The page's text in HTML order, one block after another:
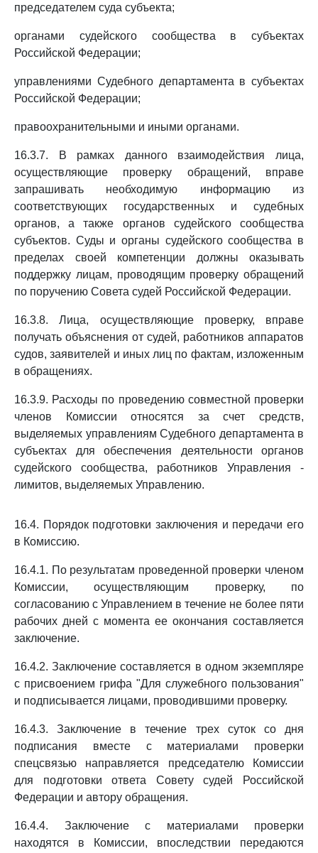
председателем суда субъекта;
органами судейского сообщества в субъектах
Российской Федерации;
управлениями Судебного департамента в субъектах
Российской Федерации;
правоохранительными и иными органами.
16.3.7. В рамках данного взаимодействия лица,
осуществляющие проверку обращений, вправе
запрашивать необходимую информацию из
соответствующих государственных и судебных
органов, а также органов судейского сообщества
субъектов. Суды и органы судейского сообщества в
пределах своей компетенции должны оказывать
поддержку лицам, проводящим проверку обращений
по поручению Совета судей Российской Федерации.
16.3.8. Лица, осуществляющие проверку, вправе
получать объяснения от судей, работников аппаратов
судов, заявителей и иных лиц по фактам, изложенным
в обращениях.
16.3.9. Расходы по проведению совместной проверки
членов Комиссии относятся за счет средств,
выделяемых управлениям Судебного департамента в
субъектах для обеспечения деятельности органов
судейского сообщества, работников Управления -
лимитов, выделяемых Управлению.
16.4. Порядок подготовки заключения и передачи его
в Комиссию.
16.4.1. По результатам проведенной проверки членом
Комиссии, осуществляющим проверку, по
согласованию с Управлением в течение не более пяти
рабочих дней с момента ее окончания составляется
заключение.
16.4.2. Заключение составляется в одном экземпляре
с присвоением грифа "Для служебного пользования"
и подписывается лицами, проводившими проверку.
16.4.3. Заключение в течение трех суток со дня
подписания вместе с материалами проверки
спецсвязью направляется председателю Комиссии
для подготовки ответа Совету судей Российской
Федерации и автору обращения.
16.4.4. Заключение с материалами проверки
находятся в Комиссии, впоследствии передаются